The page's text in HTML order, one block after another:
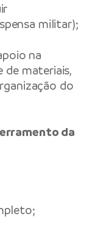
militar);
na
materiais,
do
da